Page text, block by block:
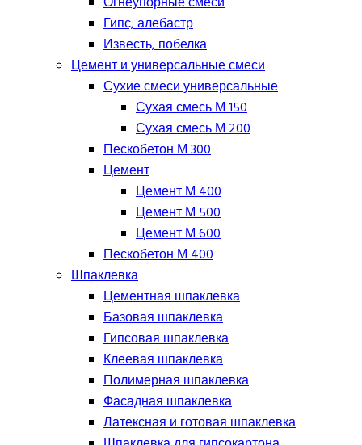
Гипс, алебастр
Известь, побелка
Цемент и универсальные смеси
Сухие смеси универсальные
Сухая смесь М 150
Сухая смесь М 200
Пескобетон М 300
Цемент
Цемент М 400
Цемент М 500
Цемент М 600
Пескобетон М 400
Шпаклевка
Цементная шпаклевка
Базовая шпаклевка
Гипсовая шпаклевка
Клеевая шпаклевка
Полимерная шпаклевка
Фасадная шпаклевка
Латексная и готовая шпаклевка